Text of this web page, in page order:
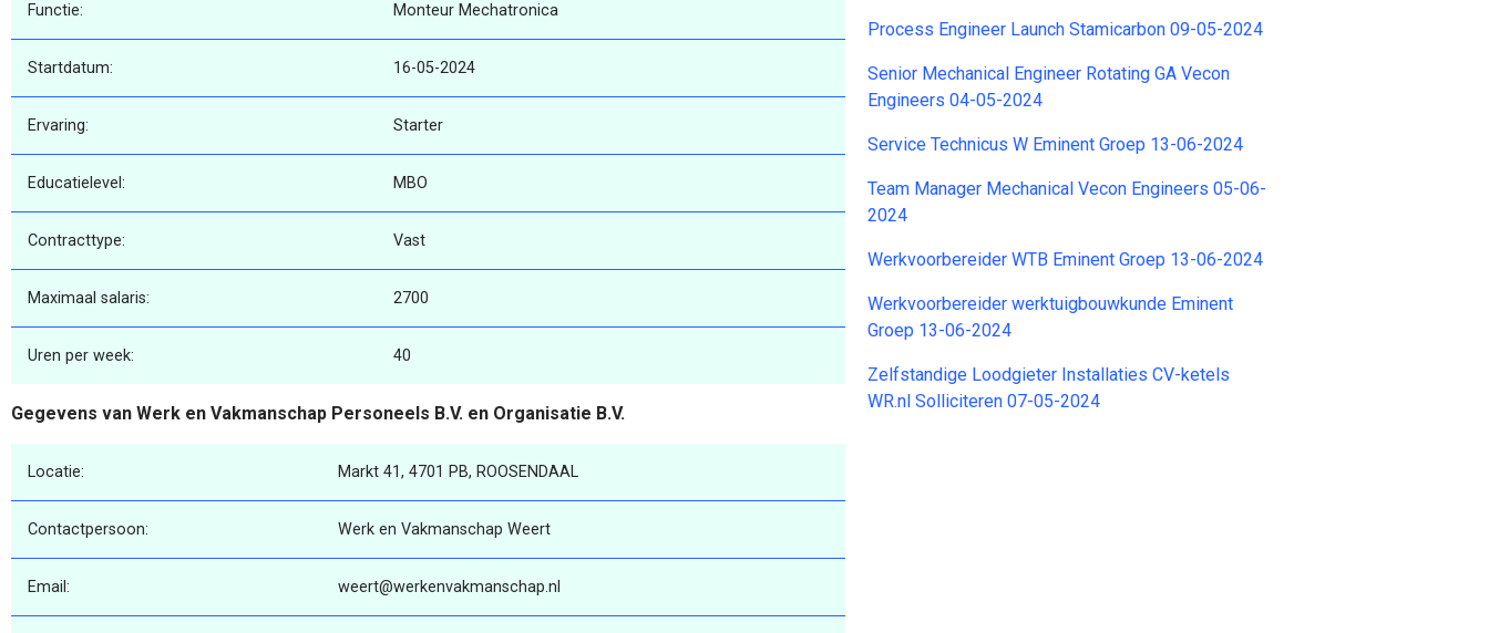
Functie: Monteur Mechatronica
Startdatum: 16-05-2024
Ervaring: Starter
Educatielevel: MBO
Contracttype: Vast
Maximaal salaris: 2700
Uren per week: 40
Gegevens van Werk en Vakmanschap Personeels B.V. en Organisatie B.V.
Locatie: Markt 41, 4701 PB, ROOSENDAAL
Contactpersoon: Werk en Vakmanschap Weert
Email: weert@werkenvakmanschap.nl
Process Engineer Launch Stamicarbon 09-05-2024
Senior Mechanical Engineer Rotating GA Vecon
Engineers 04-05-2024
Service Technicus W Eminent Groep 13-06-2024
Team Manager Mechanical Vecon Engineers 05-06-
2024
Werkvoorbereider WTB Eminent Groep 13-06-2024
Werkvoorbereider werktuigbouwkunde Eminent
Groep 13-06-2024
Zelfstandige Loodgieter Installaties CV-ketels
WR.nl Solliciteren 07-05-2024